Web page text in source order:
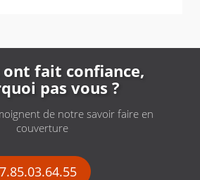
ont fait confiance,
pas vous ?
de notre savoir faire en
couverture